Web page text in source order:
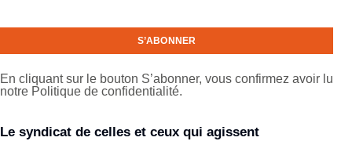
En cliquant sur le bouton S’abonner, vous confirmez avoir lu
notre Politique de confidentialité.
Le syndicat de celles et ceux qui agissent